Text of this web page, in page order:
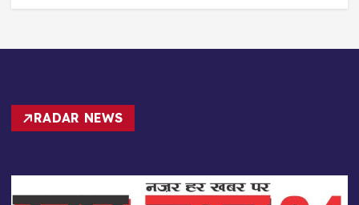
RADAR NEWS